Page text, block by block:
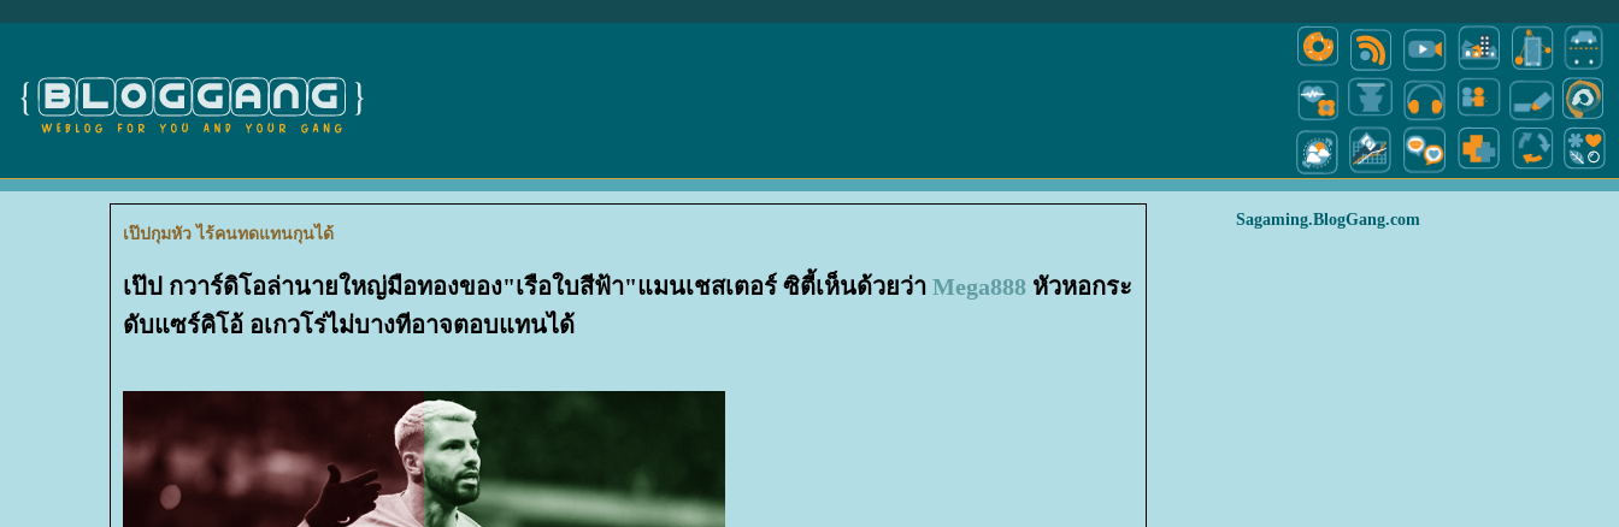
เป๊ปกุมหัว ไร้คนทดแทนกุนได้
เป๊ป กวาร์ดิโอล่านายใหญ่มือทองของ"เรือใบสีฟ้า"แมนเชสเตอร์ ซิตี้เห็นด้วยว่า Mega888 หัวหอกระ
ดับแซร์คิโอ้ อเกวโร่ไม่บางทีอาจตอบแทนได้
Sagaming.BlogGang.com